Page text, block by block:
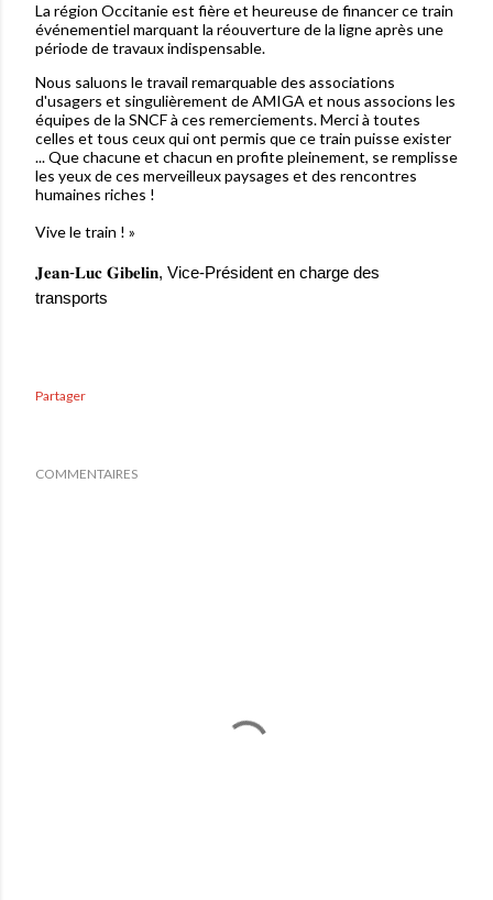
La région Occitanie est fière et heureuse de financer ce train
événementiel marquant la réouverture de la ligne après une
période de travaux indispensable.
Nous saluons le travail remarquable des associations
d'usagers et singulièrement de AMIGA et nous associons les
équipes de la SNCF à ces remerciements. Merci à toutes
celles et tous ceux qui ont permis que ce train puisse exister
... Que chacune et chacun en profite pleinement, se remplisse
les yeux de ces merveilleux paysages et des rencontres
humaines riches !
Vive le train ! »
𝐉𝐞𝐚𝐧-𝐋𝐮𝐜 𝐆𝐢𝐛𝐞𝐥𝐢𝐧, Vice-Président en charge des
transports
Partager
COMMENTAIRES